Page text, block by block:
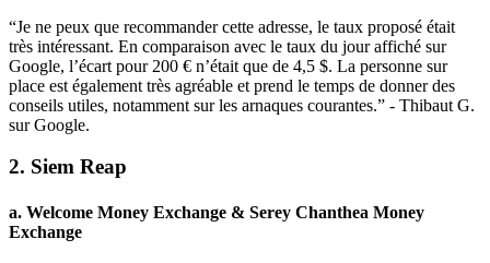
“Je ne peux que recommander cette adresse, le taux proposé était
très intéressant. En comparaison avec le taux du jour affiché sur
Google, l’écart pour 200 € n’était que de 4,5 $. La personne sur
place est également très agréable et prend le temps de donner des
conseils utiles, notamment sur les arnaques courantes.” - Thibaut G.
sur Google.
2. Siem Reap
a. Welcome Money Exchange & Serey Chanthea Money
Exchange